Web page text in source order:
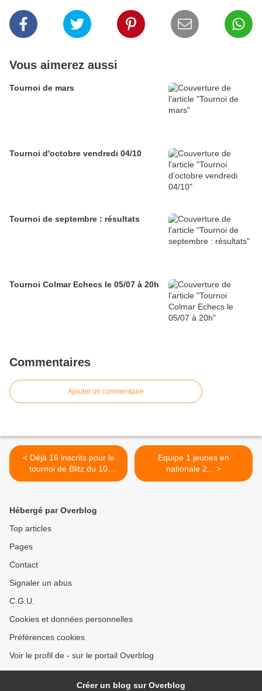
Vous aimerez aussi
Tournoi de mars
Tournoi d'octobre vendredi 04/10
Tournoi de septembre : résultats
Tournoi Colmar Echecs le 05/07 à 20h
Commentaires
Ajouter un commentaire
< Déjà 16 inscrits pour le
tournoi de Blitz du 10
janvier 2020.
Equipe 1 jeunes en
nationale 2... >
Hébergé par Overblog
Top articles
Pages
Contact
Signaler un abus
C.G.U.
Cookies et données personnelles
Préférences cookies
Voir le profil de - sur le portail Overblog
Créer un blog sur Overblog